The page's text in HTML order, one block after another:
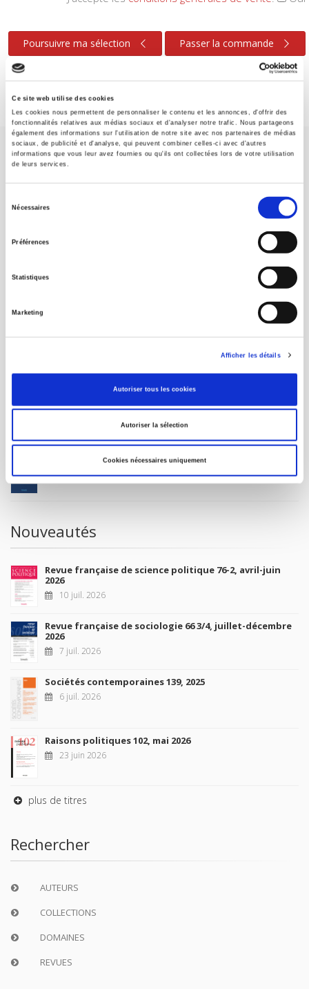
Ce site web utilise des cookies
Les cookies nous permettent de personnaliser le contenu et les annonces, d'offrir des
fonctionnalités relatives aux médias sociaux et d'analyser notre trafic. Nous partageons
également des informations sur l'utilisation de notre site avec nos partenaires de médias
sociaux, de publicité et d'analyse, qui peuvent combiner celles-ci avec d'autres
informations que vous leur avez fournies ou qu'ils ont collectées lors de votre utilisation
de leurs services.
Nécessaires
Préférences
Statistiques
Marketing
Afficher les détails
Autoriser tous les cookies
Autoriser la sélection
Cookies nécessaires uniquement
Poursuivre ma sélection Passer la commande
Maison d'édition dédiée aux sciences humaines et sociales, les
à la transmission des savoirs et des idées
FOREIGN RIGHTS
MON COMPTE
La France et l'Union européenne
4 sept. 2026
Nouveautés
Revue française de science politique 76-2, avril-juin
2026
10 juil. 2026
Revue française de sociologie 66 3/4, juillet-décembre
2026
7 juil. 2026
Sociétés contemporaines 139, 2025
6 juil. 2026
Raisons politiques 102, mai 2026
23 juin 2026
plus de titres
Rechercher
AUTEURS
COLLECTIONS
DOMAINES
REVUES